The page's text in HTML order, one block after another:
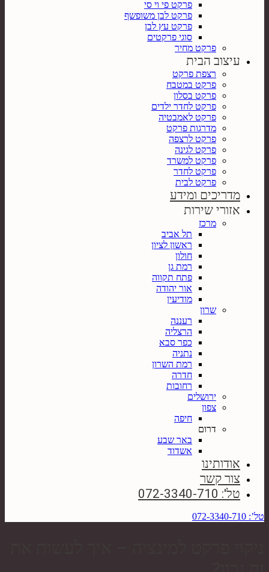
פרקט פי וי סי
פרקט לבן משופשף
פרקט עץ לבן
סוגי פרקטים
פרקט מחיר
עיצוב הבית
רצפת פרקט
פרקט במטבח
פרקט בסלון
פרקט לחדר ילדים
פרקט לאמבטיה
מדרגות פרקט
פרקט לרצפה
פרקט לגינה
פרקט למשרד
פרקט לחדר
פרקט לבית
מדריכים ומידע
אזורי שירות
מרכז
תל אביב
ראשון לציון
חולון
רמת גן
פתח תקווה
אור יהודה
מודיעין
שרון
רעננה
הרצליה
כפר סבא
נתניה
רמת השרון
חדרה
רחובות
ירושלים
צפון
חיפה
דרום
באר שבע
אשדוד
אודותינו
צור קשר
טל': 072-3340-710
טל’: 072-3340-710